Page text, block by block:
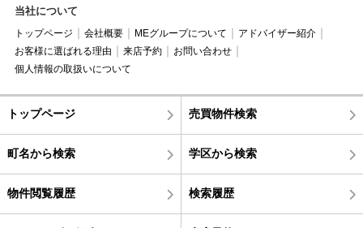
当社について
トップページ 会社概要 MEグループについて
アドバイザー紹介
お客様に選ばれる理由
来店予約
お問い合わせ
個人情報の取扱いについて
トップページ 売買物件検索
町名から検索 学区から検索
物件閲覧履歴 検索履歴